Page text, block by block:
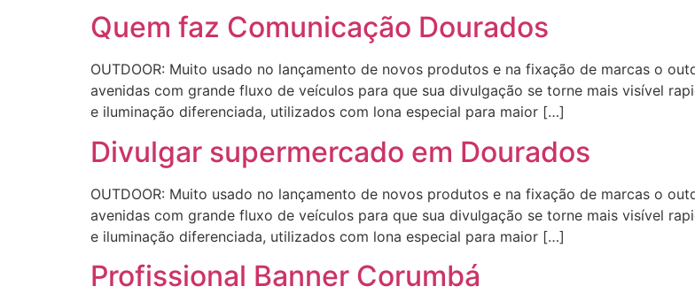
Quem faz Comunicação Dourados
OUTDOOR: Muito usado no lançamento de novos produtos e na fixação de marcas o
avenidas com grande fluxo de veículos para que sua divulgação se torne mais visível
e iluminação diferenciada, utilizados com lona especial para maior […]
Divulgar supermercado em Dourados
OUTDOOR: Muito usado no lançamento de novos produtos e na fixação de marcas o
avenidas com grande fluxo de veículos para que sua divulgação se torne mais visível
e iluminação diferenciada, utilizados com lona especial para maior […]
Profissional Banner Corumbá